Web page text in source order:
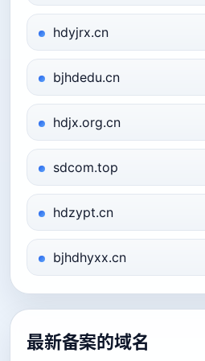
hdyjrx.cn
bjhdedu.cn
hdjx.org.cn
sdcom.top
hdzypt.cn
bjhdhyxx.cn
最新备案的域名